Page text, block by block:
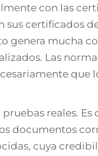
con las
certificados
genera mucha
Las
que
reales. Es
documentos
cuya